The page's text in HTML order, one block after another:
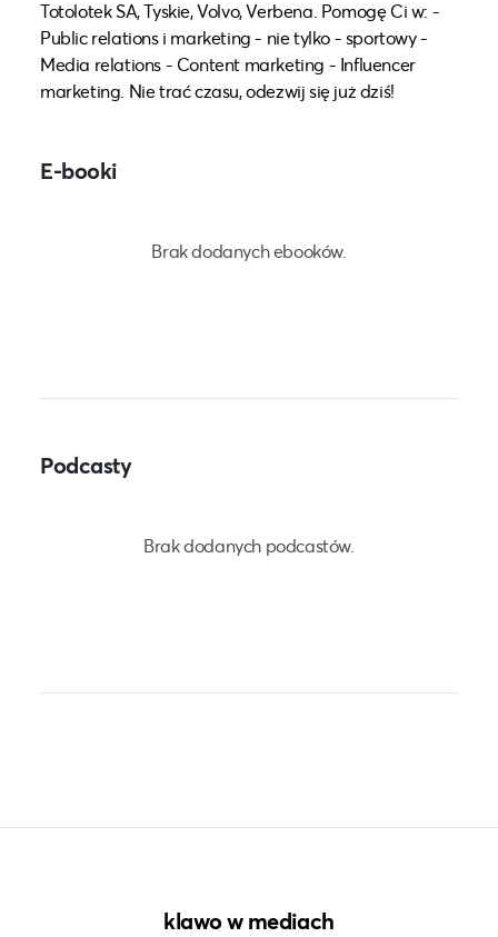
Totolotek SA, Tyskie, Volvo, Verbena. Pomogę Ci w: -
Public relations i marketing - nie tylko - sportowy -
Media relations - Content marketing - Influencer
marketing. Nie trać czasu, odezwij się już dziś!
E-booki
Brak dodanych ebooków.
Podcasty
Brak dodanych podcastów.
klawo w mediach